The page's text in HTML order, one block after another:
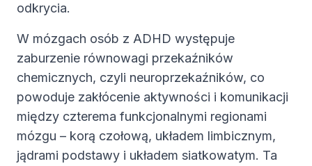
odkrycia.
W mózgach osób z ADHD występuje
zaburzenie równowagi przekaźników
chemicznych, czyli neuroprzekaźników, co
powoduje zakłócenie aktywności i komunikacji
między czterema funkcjonalnymi regionami
mózgu – korą czołową, układem limbicznym,
jądrami podstawy i układem siatkowatym. Ta